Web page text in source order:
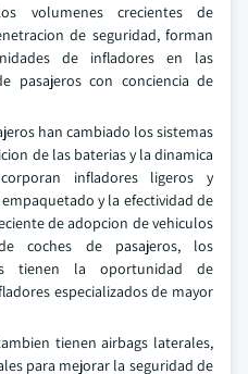
volumenes crecientes de
de seguridad, forman
de infladores en las
pasajeros con conciencia de
han cambiado los sistemas
de las baterias y la dinamica
infladores ligeros y
y la efectividad de
de adopcion de vehiculos
coches de pasajeros, los
tienen la oportunidad de
especializados de mayor
tienen airbags laterales,
para mejorar la seguridad de